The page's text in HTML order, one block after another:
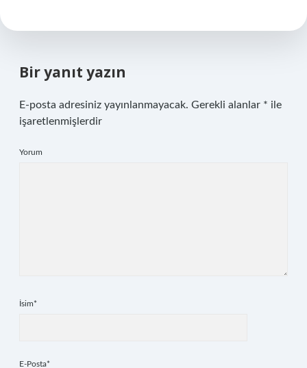
Bir yanıt yazın
E-posta adresiniz yayınlanmayacak. Gerekli alanlar * ile
işaretlenmişlerdir
Yorum
İsim*
E-Posta*